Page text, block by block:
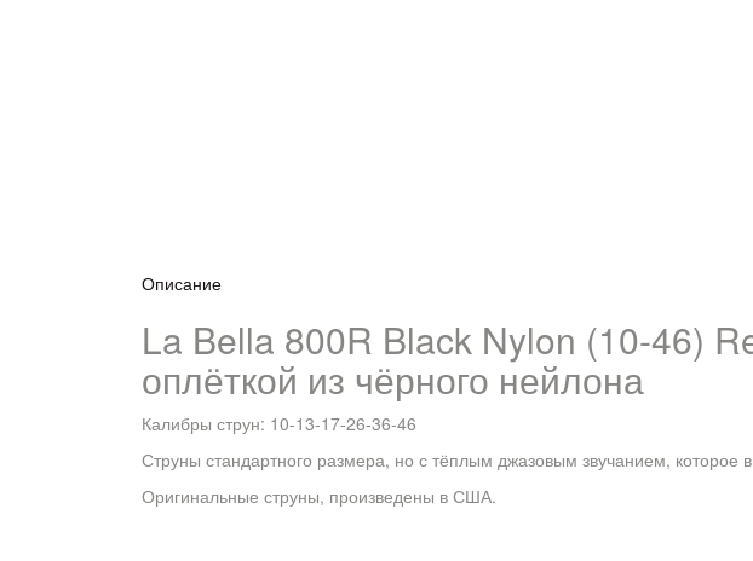
Описание
La Bella 800R Black Nylon (10-46)
оплёткой из чёрного нейлона
Калибры струн: 10-13-17-26-36-46
Струны стандартного размера, но с тёплым джазовым звучанием,
Оригинальные струны, произведены в США.